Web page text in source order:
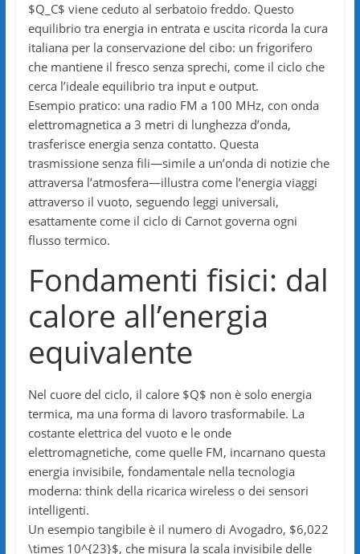
$Q_C$ viene ceduto al serbatoio freddo. Questo
equilibrio tra energia in entrata e uscita ricorda la cura
italiana per la conservazione del cibo: un frigorifero
che mantiene il fresco senza sprechi, come il ciclo che
cerca l’ideale equilibrio tra input e output.
Esempio pratico: una radio FM a 100 MHz, con onda
elettromagnetica a 3 metri di lunghezza d’onda,
trasferisce energia senza contatto. Questa
trasmissione senza fili—simile a un’onda di notizie che
attraversa l’atmosfera—illustra come l’energia viaggi
attraverso il vuoto, seguendo leggi universali,
esattamente come il ciclo di Carnot governa ogni
flusso termico.
Fondamenti fisici: dal
calore all’energia
equivalente
Nel cuore del ciclo, il calore $Q$ non è solo energia
termica, ma una forma di lavoro trasformabile. La
costante elettrica del vuoto e le onde
elettromagnetiche, come quelle FM, incarnano questa
energia invisibile, fondamentale nella tecnologia
moderna: think della ricarica wireless o dei sensori
intelligenti.
Un esempio tangibile è il numero di Avogadro, $6,022
\times 10^{23}$, che misura la scala invisibile delle